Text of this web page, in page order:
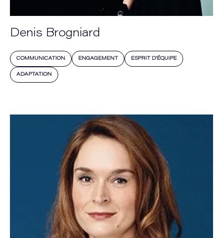
Denis Brogniard
COMMUNICATION ENGAGEMENT ESPRIT D’ÉQUIPE
ADAPTATION